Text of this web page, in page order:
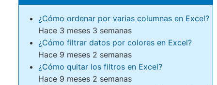
¿Cómo ordenar por varias columnas en Excel?
Hace 3 meses 3 semanas
¿Cómo filtrar datos por colores en Excel?
Hace 9 meses 2 semanas
¿Cómo quitar los filtros en Excel?
Hace 9 meses 2 semanas